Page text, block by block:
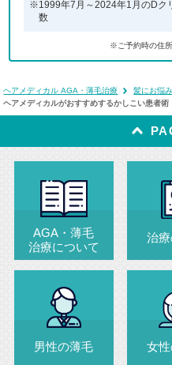
※1999年7月～2024年1月のDク
数
※ご予約時の住
ヘアメディカル AGA・薄毛治療
髪にお悩
ヘアメディカルがおすすめするかしこい患者術
AGA・薄毛
治療について
治
男性の薄毛 女